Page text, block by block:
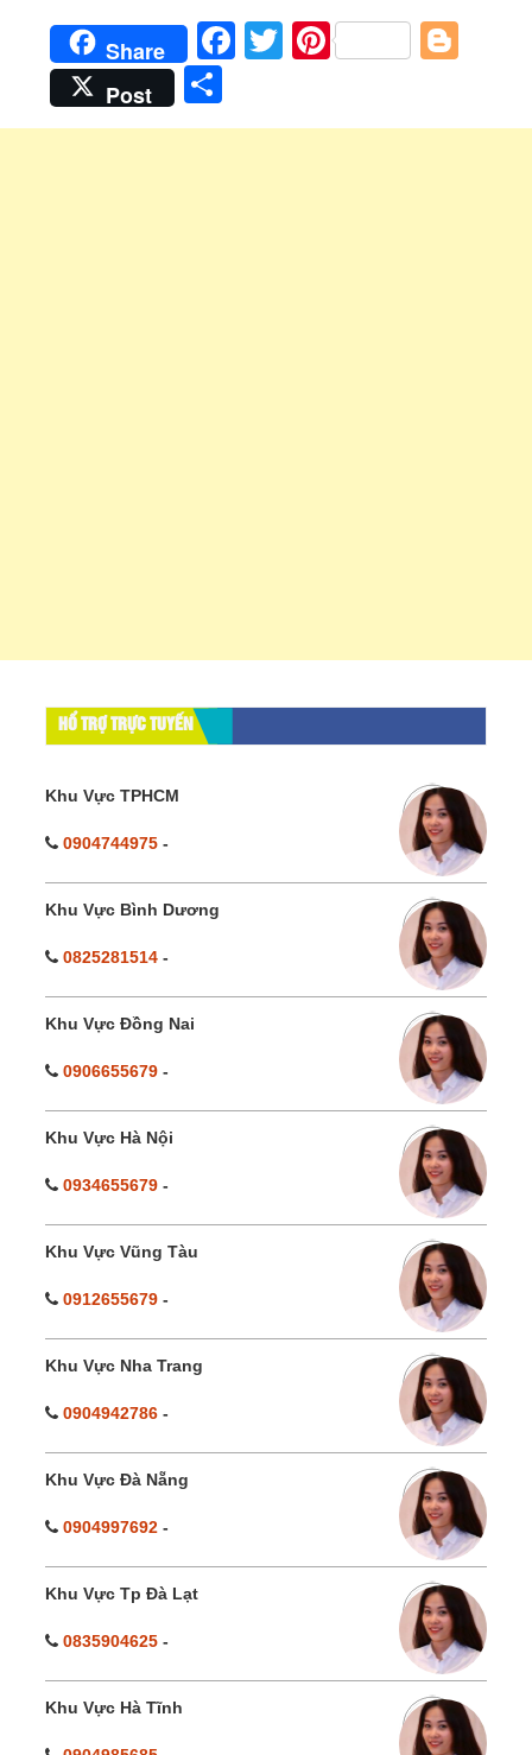
Share Facebook
Twitter
Pinterest
Post
HỔ TRỢ TRỰC TUYẾN
Khu Vực TPHCM
0904744975 -
Khu Vực Bình Dương
0825281514 -
Khu Vực Đồng Nai
0906655679 -
Khu Vực Hà Nội
0934655679 -
Khu Vực Vũng Tàu
0912655679 -
Khu Vực Nha Trang
0904942786 -
Khu Vực Đà Nẵng
0904997692 -
Khu Vực Tp Đà Lạt
0835904625 -
Khu Vực Hà Tĩnh